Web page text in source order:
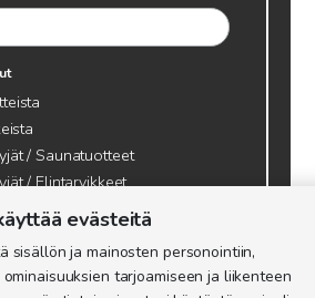
/ Saunatuotteet
/ Elintarvikkeet
& mehiläisvaha
& tietopaketit tarhaajalle
evästeitä
sisällön ja mainosten personointiin,
tarjoamiseen ja liikenteen